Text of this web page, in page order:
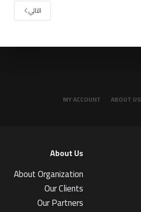
التالي
ABOUT US
MY ACCOUNT
About Us
About Organization
Our Clients
Our Partners